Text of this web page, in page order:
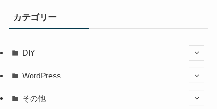
カテゴリー
DIY
WordPress
その他